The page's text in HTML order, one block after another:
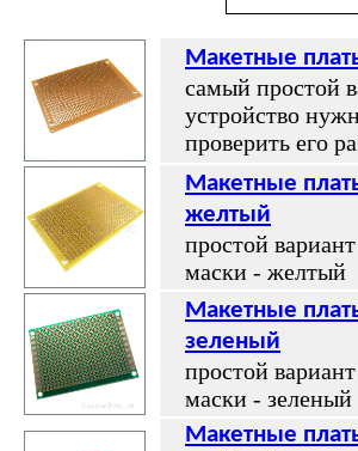
Макетные
самый простой
устройство
проверить его
Макетные
желтый
простой
маски - желтый
Макетные
зеленый
простой
маски - зеленый
Макетные